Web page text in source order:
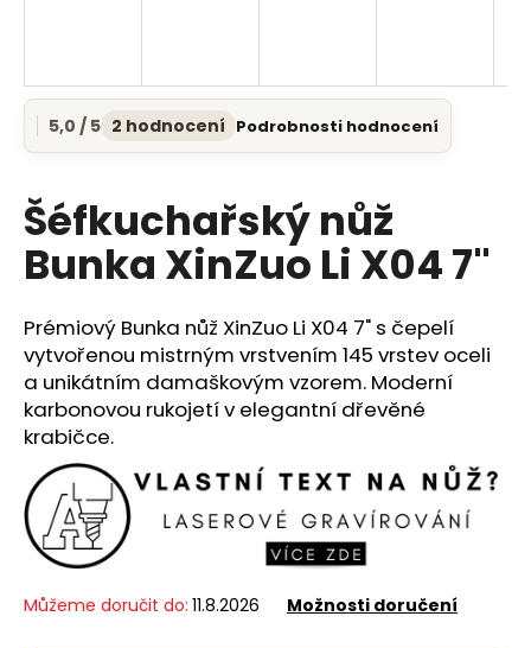
Průměrné
hodnocení
je
5,0
z
5
5,0 / 5 2 hodnocení Podrobnosti hodnocení
Šéfkuchařský nůž
Bunka XinZuo Li X04 7"
Prémiový Bunka nůž XinZuo Li X04 7" s čepelí
vytvořenou mistrným vrstvením 145 vrstev oceli
a unikátním damaškovým vzorem. Moderní
karbonovou rukojetí v elegantní dřevěné
krabičce.
Můžeme doručit do: 11.8.2026 Možnosti doručení
í
?
HLEDAT
D
o
p
r
u
č
u
e